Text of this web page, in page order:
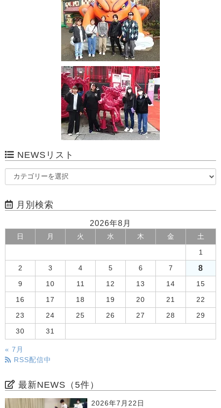
NEWSリスト
月別検索
2026年8月
日 月 火 水 木 金 土
1
2 3 4 5 6 7 8
9 10 11 12 13 14 15
16 17 18 19 20 21 22
23 24 25 26 27 28 29
30 31
« 7月
RSS配信中
最新NEWS（5件）
2026年7月22日